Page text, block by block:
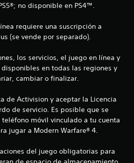
no disponible en PS4™.
requiere una suscripción a
(se vende por separado).
los servicios, el juego en línea y
en todas las regiones y
cambiar o finalizar.
de Activision y aceptar la Licencia
de servicio. Es posible que se
móvil vinculado a tu cuenta
jugar a Modern Warfare® 4.
del juego obligatorias para